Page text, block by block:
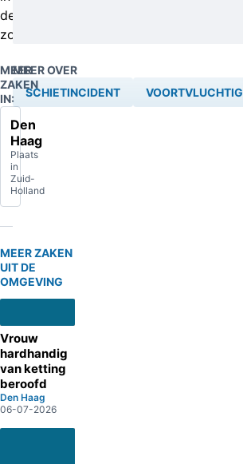
de
zool.
MEER
ZAKEN
IN:
Den
Haag
Plaats
in
Zuid-
Holland
MEER OVER
SCHIETINCIDENT
VOORTVLUCHTIG
MEER ZAKEN
UIT DE
OMGEVING
Vrouw
hardhandig
van ketting
beroofd
Den Haag
06-07-2026